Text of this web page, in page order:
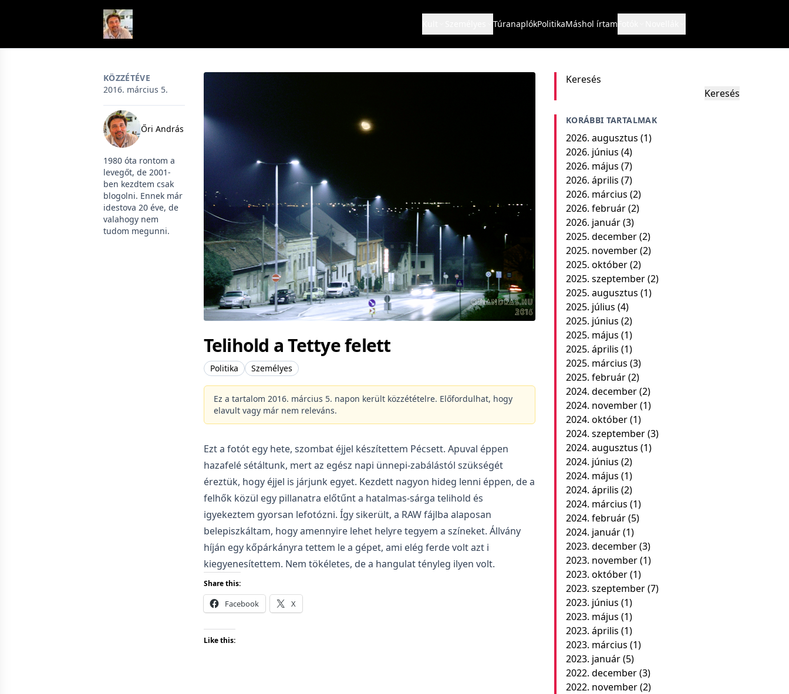
TúranaplókPolitikaMáshol írtam
KÖZZÉTÉVE
2016. március 5.
Őri András
1980 óta rontom a
levegőt, de 2001-
ben kezdtem csak
blogolni. Ennek már
idestova 20 éve, de
valahogy nem
tudom megunni.
Telihold a Tettye felett
Politika Személyes
Ez a tartalom 2016. március 5. napon került közzétételre. Előfordulhat, hogy
elavult vagy már nem releváns.
Ezt a fotót egy hete, szombat éjjel készítettem Pécsett. Apuval éppen
hazafelé sétáltunk, mert az egész napi ünnepi-zabálástól szükségét
éreztük, hogy éjjel is járjunk egyet. Kezdett nagyon hideg lenni éppen, de a
felhők közül egy pillanatra előtűnt a hatalmas-sárga telihold és
igyekeztem gyorsan lefotózni. Így sikerült, a RAW fájlba alaposan
belepiszkáltam, hogy amennyire lehet helyre tegyem a színeket. Állvány
híján egy kőpárkányra tettem le a gépet, ami elég ferde volt azt i
kiegyenesítettem. Nem tökéletes, de a hangulat tényleg ilyen volt.
Share this:
Facebook X
Like this:
Keresés
Keresés
KORÁBBI TARTALMAK
2026. augusztus (1)
2026. június (4)
2026. május (7)
2026. április (7)
2026. március (2)
2026. február(2)
2026. január(3)
2025. december(2)
2025. november(2)
2025. október(2)
2025. szeptember(2)
2025. augusztus (1)
2025. július (4)
2025. június (2)
2025. május (1)
2025. április (1)
2025. március (3)
2025. február(2)
2024. december(2)
2024. november(1)
2024. október(1)
2024. szeptember(3)
2024. augusztus (1)
2024. június (2)
2024. május (1)
2024. április (2)
2024. március (1)
2024. február(5)
2024. január(1)
2023. december(3)
2023. november(1)
2023. október(1)
2023. szeptember(7)
2023. június (1)
2023. május (1)
2023. április (1)
2023. március (1)
2023. január(5)
2022. december(3)
2022. november(2)